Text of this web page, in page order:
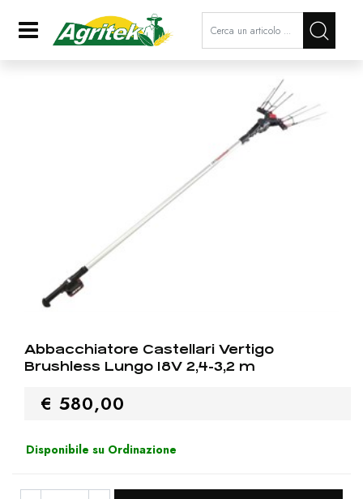
Open La modifica di un filtro
Abbacchiatore Castellari Vertigo
Brushless Lungo 18V 2,4-3,2 m
€ 580,00
Disponibile su Ordinazione